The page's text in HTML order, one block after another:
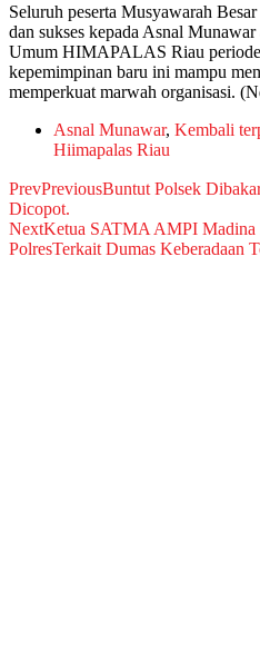
Seluruh peserta Musyawarah
dan sukses kepada Asnal
Umum HIMAPALAS Riau periode
kepemimpinan baru ini mampu
memperkuat marwah organisasi.
Asnal Munawar, Kembali
Hiimapalas Riau
PrevPreviousBuntut Polsek
Dicopot.
NextKetua SATMA AMPI Madina
PolresTerkait Dumas Keberadaan